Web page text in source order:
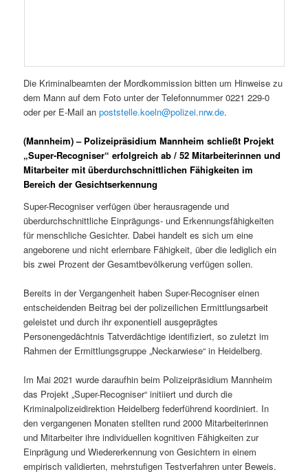
Die Kriminalbeamten der Mordkommission bitten um Hinweise zu
dem Mann auf dem Foto unter der Telefonnummer 0221 229-0
oder per E-Mail anpoststelle.koeln@polizei.nrw.de.
(Mannheim) – Polizeipräsidium Mannheim schließt Projekt
„Super-Recogniser“ erfolgreich ab / 52 Mitarbeiterinnen und
Mitarbeiter mit überdurchschnittlichen Fähigkeiten im
Bereich der Gesichtserkennung
Super-Recogniser verfügen über herausragende und
überdurchschnittliche Einprägungs- und Erkennungsfähigkeiten
für menschliche Gesichter. Dabei handelt es sich um eine
angeborene und nicht erlernbare Fähigkeit, über die lediglich ein
bis zwei Prozent der Gesamtbevölkerung verfügen sollen.
Bereits in der Vergangenheit haben Super-Recogniser einen
entscheidenden Beitrag bei der polizeilichen Ermittlungsarbeit
geleistet und durch ihr exponentiell ausgeprägtes
Personengedächtnis Tatverdächtige identifiziert, so zuletzt im
Rahmen der Ermittlungsgruppe „Neckarwiese“ in Heidelberg.
Im Mai 2021 wurde daraufhin beim Polizeipräsidium Mannheim
das Projekt „Super-Recogniser“ initiiert und durch die
Kriminalpolizeidirektion Heidelberg federführend koordiniert. In
den vergangenen Monaten stellten rund 2000 Mitarbeiterinnen
und Mitarbeiter ihre individuellen kognitiven Fähigkeiten zur
Einprägung und Wiedererkennung von Gesichtern in einem
empirisch validierten, mehrstufigen Testverfahren unter Beweis.